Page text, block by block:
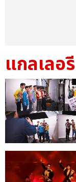
แกลเลอรี